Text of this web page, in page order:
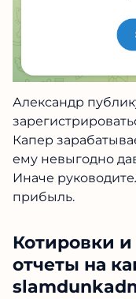
Александр
Капер
ему невыгодно
Иначе
прибыль.
Котировки
отчеты на